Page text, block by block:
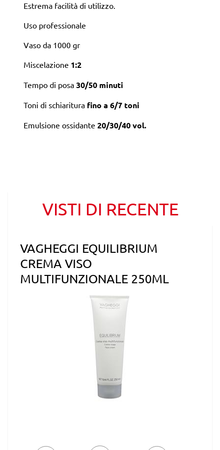
Estrema facilità di utilizzo.
Uso professionale
Vaso da 1000 gr
Miscelazione 1:2
Tempo di posa 30/50 minuti
Toni di schiaritura fino a 6/7 toni
Emulsione ossidante 20/30/40 vol.
VISTI DI RECENTE
VAGHEGGI EQUILIBRIUM
CREMA VISO
MULTIFUNZIONALE 250ML